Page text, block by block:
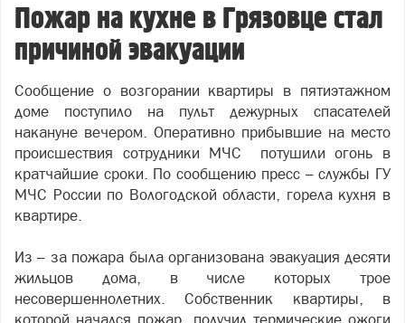
Пожар на кухне в Грязовце стал
причиной эвакуации
Сообщение о возгорании квартиры в пятиэтажном
доме поступило на пульт дежурных спасателей
накануне вечером. Оперативно прибывшие на место
происшествия сотрудники МЧС потушили огонь в
кратчайшие сроки. По сообщению пресс – службы ГУ
МЧС России по Вологодской области, горела кухня в
квартире.
Из – за пожара была организована эвакуация десяти
жильцов дома, в числе которых трое
несовершеннолетних. Собственник квартиры, в
которой начался пожар, получил термические ожоги